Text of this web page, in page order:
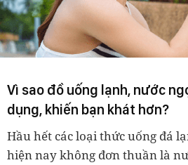
Vì sao đồ uống lạnh, nước
dụng, khiến bạn khát hơn?
Hầu hết các loại thức uống đá
hiện nay không đơn thuần là